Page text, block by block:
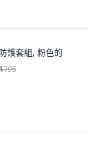
護套組, 粉色的
$795